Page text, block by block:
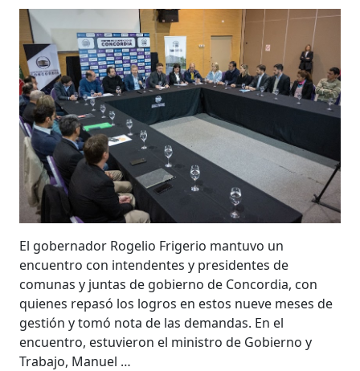
El gobernador Rogelio Frigerio mantuvo un
encuentro con intendentes y presidentes de
comunas y juntas de gobierno de Concordia, con
quienes repasó los logros en estos nueve meses de
gestión y tomó nota de las demandas. En el
encuentro, estuvieron el ministro de Gobierno y
Trabajo, Manuel …